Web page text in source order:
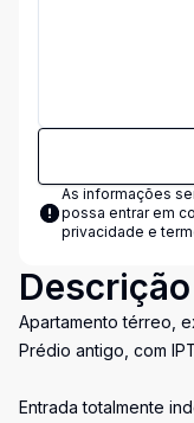
As informações
possa entrar em
privacidade e
Descrição
Apartamento térreo,
Prédio antigo, com
Entrada totalmente